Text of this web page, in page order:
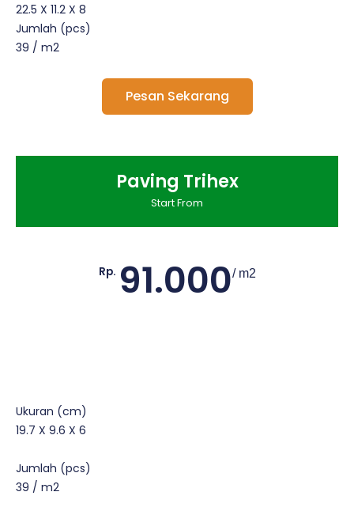
22.5 X 11.2 X 8
Jumlah (pcs)
39 / m2
Pesan Sekarang
Paving Trihex
Start From
Rp. 91.000/ m2
Ukuran (cm)
19.7 X 9.6 X 6
Jumlah (pcs)
39 / m2